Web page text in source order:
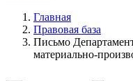
Главная
Правовая база
Письмо
материально-